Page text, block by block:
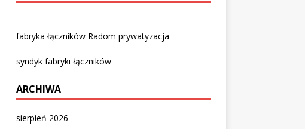
fabryka łączników Radom prywatyzacja
syndyk fabryki łączników
ARCHIWA
sierpień 2026